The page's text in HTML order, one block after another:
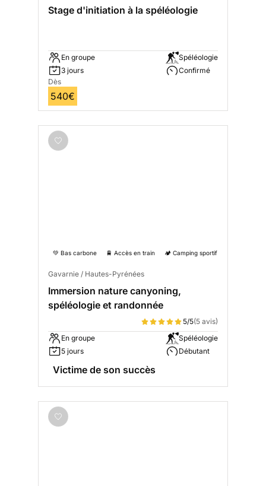
Stage d'initiation à la spéléologie
En groupe
3 jours
Spéléologie
Confirmé
Dès
540€
💚 Bas carbone 🚆 Accès en train 🏕️ Camping sportif
Gavarnie / Hautes-Pyrénées
Immersion nature canyoning,
spéléologie et randonnée
5/5(5 avis)
En groupe
5 jours
Spéléologie
Débutant
Victime de son succès